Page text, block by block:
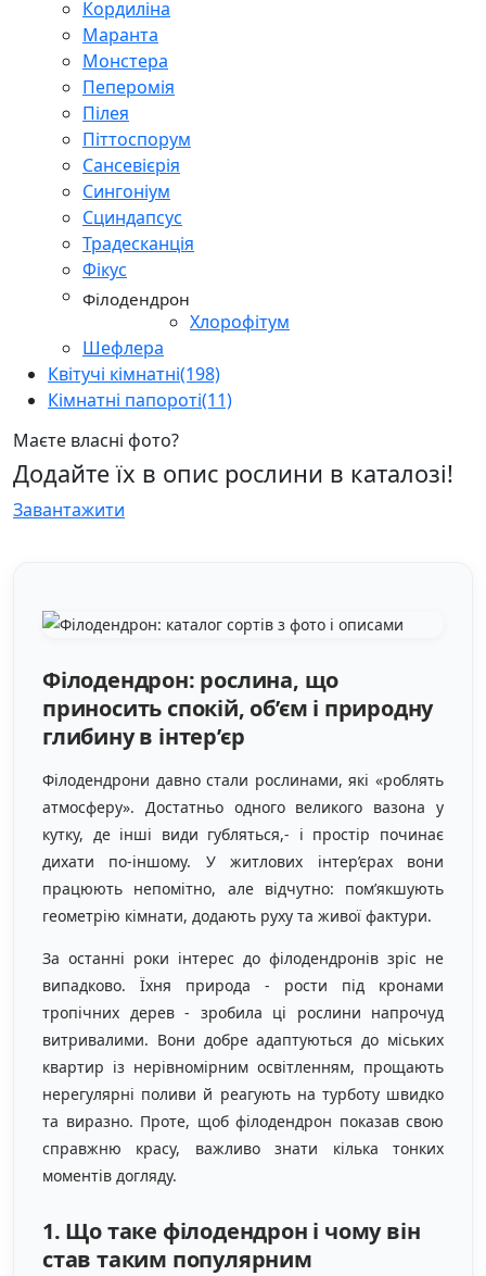
Кордиліна
Маранта
Монстера
Пеперомія
Пілея
Піттоспорум
Сансевієрія
Сингоніум
Сциндапсус
Традесканція
Фікус
Філодендрон
Хлорофітум
Шефлера
Квітучі кімнатні(198)
Кімнатні папороті(11)
Маєте власні фото?
Додайте їх в опис рослини в каталозі!
Завантажити
Філодендрон: рослина, що
приносить спокій, об’єм і природну
глибину в інтер’єр
Філодендрони давно стали рослинами, які «роблять
атмосферу». Достатньо одного великого вазона у
кутку, де інші види губляться,- і простір починає
дихати по-іншому. У житлових інтер’єрах вони
працюють непомітно, але відчутно: пом’якшують
геометрію кімнати, додають руху та живої фактури.
За останні роки інтерес до філодендронів зріс не
випадково. Їхня природа - рости під кронами
тропічних дерев - зробила ці рослини напрочуд
витривалими. Вони добре адаптуються до міських
квартир із нерівномірним освітленням, прощають
нерегулярні поливи й реагують на турботу швидко
та виразно. Проте, щоб філодендрон показав свою
справжню красу, важливо знати кілька тонких
моментів догляду.
1. Що таке філодендрон і чому він
став таким популярним